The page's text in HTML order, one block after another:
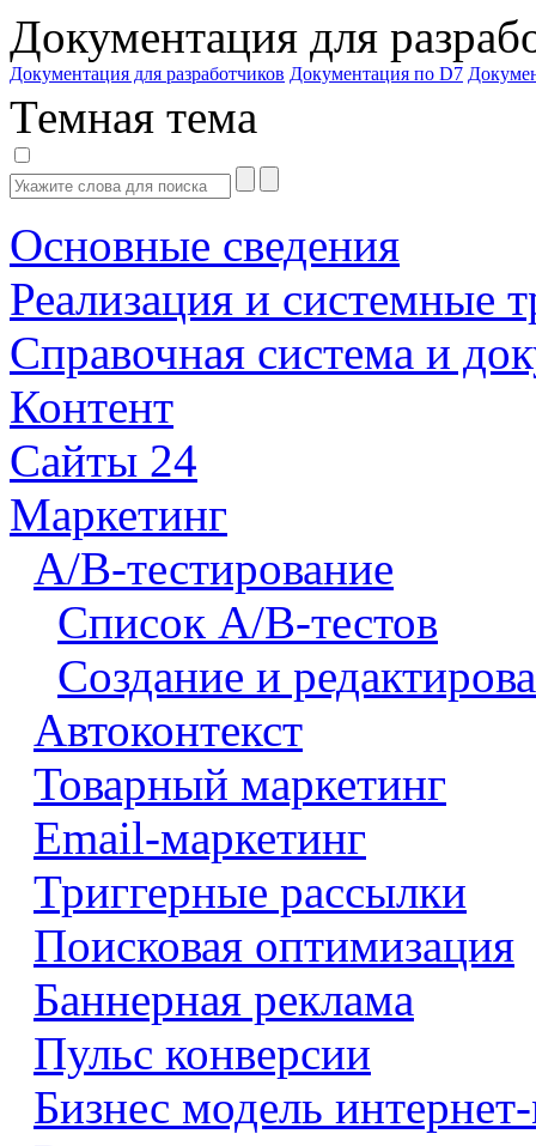
Документация для
Документация для разработчиков Документация по D7
Темная тема
Основные сведения
Реализация и системные
Справочная система и
Контент
Сайты 24
Маркетинг
A/B-тестирование
Список A/B-тестов
Создание и
Автоконтекст
Товарный маркетинг
Email-маркетинг
Триггерные рассылки
Поисковая оптимизация
Баннерная реклама
Пульс конверсии
Бизнес модель